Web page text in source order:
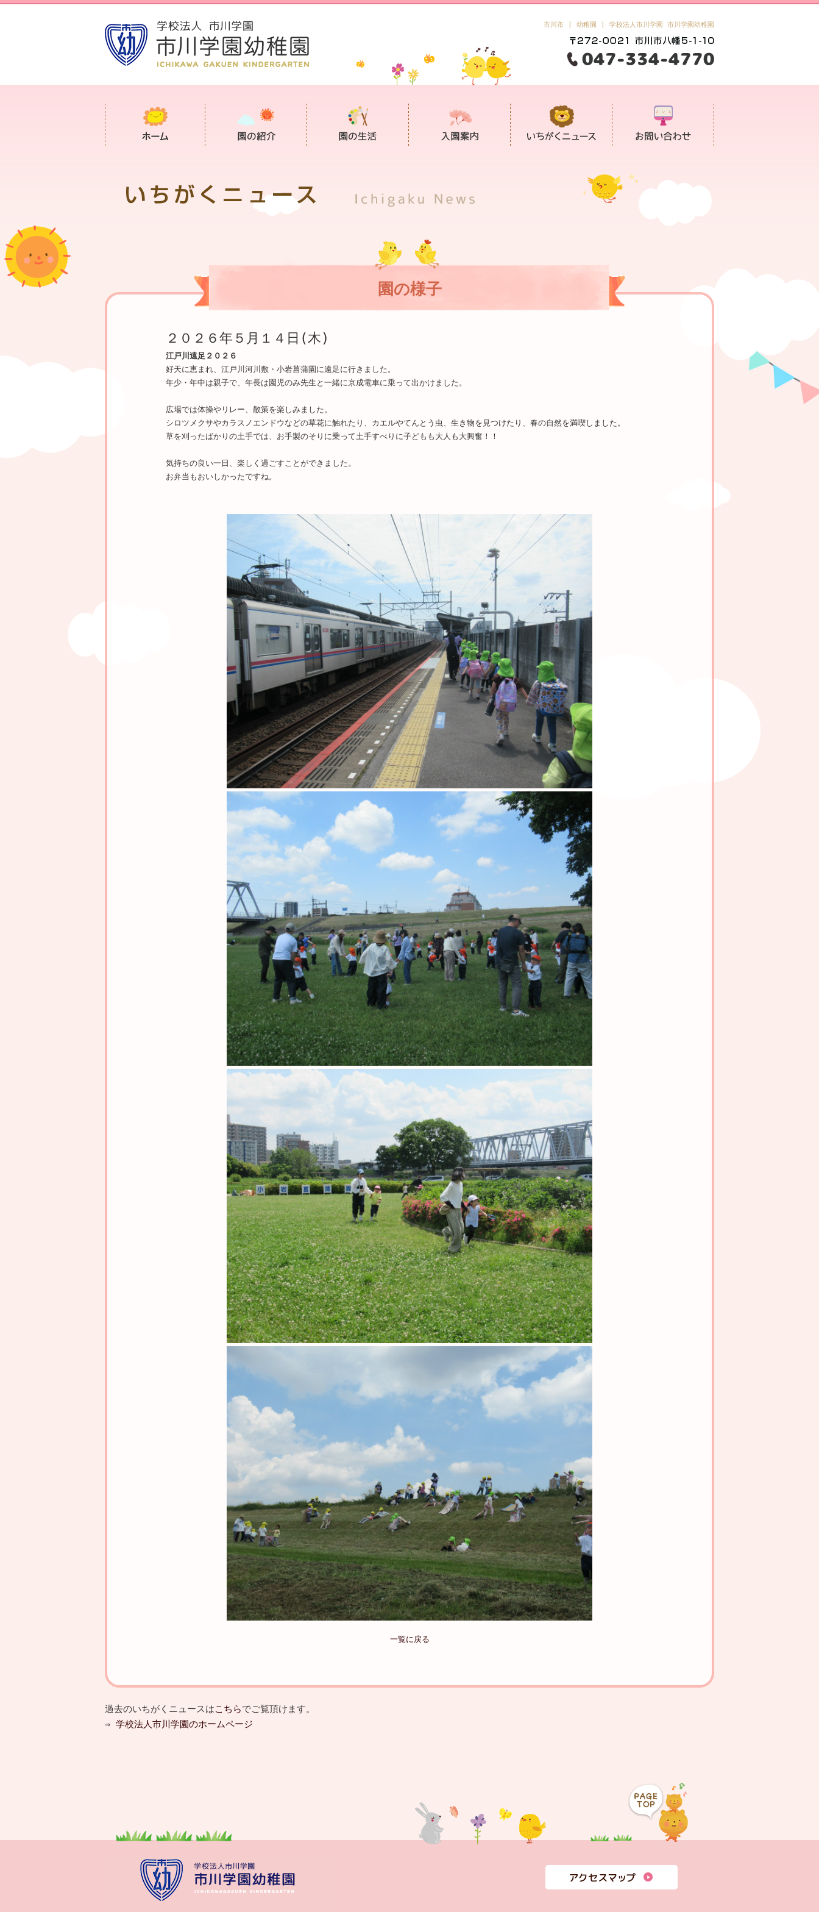
市川市 | 幼稚園 | 学校法人市川学園 市川学園幼稚園
園の様子
２０２６年５月１４日(木)
江戸川遠足２０２６
好天に恵まれ、江戸川河川敷・小岩菖蒲園に遠足に行きました。
年少・年中は親子で、年長は園児のみ先生と一緒に京成電車に乗って出かけました。
広場では体操やリレー、散策を楽しみました。
シロツメクサやカラスノエンドウなどの草花に触れたり、カエルやてんとう虫、生き物を見つけたり、春の自然を満喫しました。
草を刈ったばかりの土手では、お手製のそりに乗って土手すべりに子どもも大人も大興奮！！
気持ちの良い一日、楽しく過ごすことができました。
お弁当もおいしかったですね。
一覧に戻る
過去のいちがくニュースはこちらでご覧頂けます。
⇒ 学校法人市川学園のホームページ